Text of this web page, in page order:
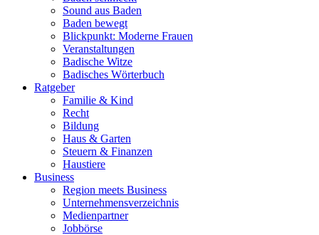
Sound aus Baden
Baden bewegt
Blickpunkt: Moderne Frauen
Veranstaltungen
Badische Witze
Badisches Wörterbuch
Ratgeber
Familie & Kind
Recht
Bildung
Haus & Garten
Steuern & Finanzen
Haustiere
Business
Region meets Business
Unternehmensverzeichnis
Medienpartner
Jobbörse